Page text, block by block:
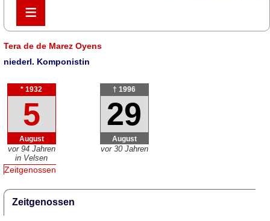
≡
≡
Tera de de Marez Oyens
niederl. Komponistin
* 1932
5
August
vor 94 Jahren
in Velsen
† 1996
29
August
vor 30 Jahren
Zeitgenossen
Zeitgenossen